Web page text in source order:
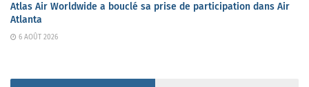
Atlas Air Worldwide a bouclé sa prise de participation dans Air
Atlanta
6 AOÛT 2026